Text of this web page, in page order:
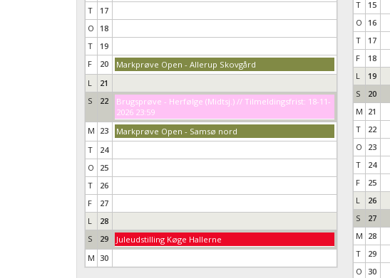
T
17
O
18
T
19
F
20
Markprøve Open - Allerup Skovgård
L
21
S
22
Brugsprøve - Herfølge (Midtsj.) // Tilmeldingsfrist: 18-11-
2026 23:59
M 23
Markprøve Open - Samsø nord
T
24
O
25
T
26
F
27
L
28
S
29
Juleudstilling Køge Hallerne
M 30
T
15
O
16
T
17
F
18
L
19
S
20
M 21
T
22
O
23
T
24
F
25
L
26
S
27
M 28
T
29
O 30